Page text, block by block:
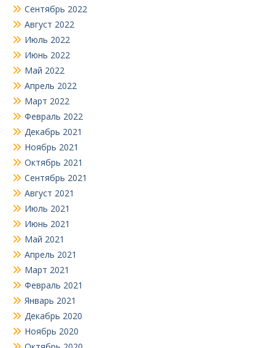
Сентябрь 2022
Август 2022
Июль 2022
Июнь 2022
Май 2022
Апрель 2022
Март 2022
Февраль 2022
Декабрь 2021
Ноябрь 2021
Октябрь 2021
Сентябрь 2021
Август 2021
Июль 2021
Июнь 2021
Май 2021
Апрель 2021
Март 2021
Февраль 2021
Январь 2021
Декабрь 2020
Ноябрь 2020